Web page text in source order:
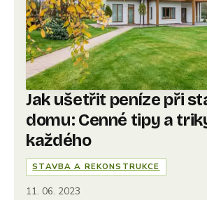
Jak ušetřit peníze při
domu: Cenné tipy a
každého
STAVBA A REKONSTRUKCE
11. 06. 2023